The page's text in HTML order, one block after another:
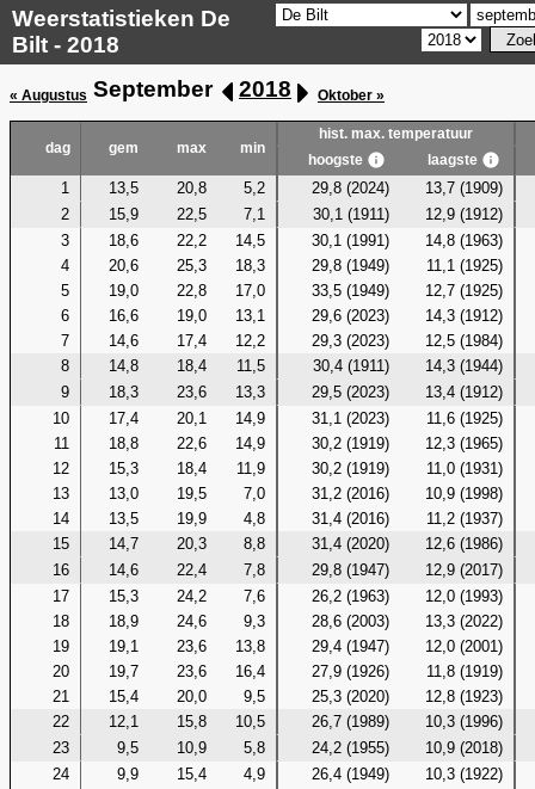
Weerstatistieken De
Bilt - 2018
« Augustus September 2018 Oktober »
dag gem max min
hist. max. temperatuur
hoogste
laagste
1 13,5 20,8 5,2 29,8 (2024)
13,7 (1909)
2
15,9 22,5 7,1 30,1 (1911)
12,9 (1912)
3
18,6 22,2 14,5 30,1 (1991)
14,8 (1963)
4
20,6 25,3 18,3 29,8 (1949)
11,1 (1925)
5
19,0 22,8 17,0 33,5 (1949)
12,7 (1925)
6
16,6 19,0 13,1 29,6 (2023)
14,3 (1912)
7
14,6 17,4 12,2 29,3 (2023)
12,5 (1984)
8
14,8 18,4 11,5 30,4 (1911)
14,3 (1944)
9
18,3 23,6 13,3 29,5 (2023)
13,4 (1912)
10
17,4 20,1 14,9 31,1 (2023)
11,6 (1925)
11
18,8 22,6 14,9 30,2 (1919)
12,3 (1965)
12
15,3 18,4 11,9 30,2 (1919)
11,0 (1931)
13
13,0 19,5 7,0 31,2 (2016)
10,9 (1998)
14
13,5 19,9 4,8 31,4 (2016)
11,2 (1937)
15
14,7 20,3 8,8 31,4 (2020)
12,6 (1986)
16
14,6 22,4 7,8 29,8 (1947)
12,9 (2017)
17
15,3 24,2 7,6 26,2 (1963)
12,0 (1993)
18
18,9 24,6 9,3 28,6 (2003)
13,3 (2022)
19
19,1 23,6 13,8 29,4 (1947)
12,0 (2001)
20
19,7 23,6 16,4 27,9 (1926)
11,8 (1919)
21
15,4 20,0 9,5 25,3 (2020)
12,8 (1923)
22
12,1 15,8 10,5 26,7 (1989)
10,3 (1996)
23
9,5 10,9 5,8 24,2 (1955)
10,9 (2018)
24
9,9 15,4 4,9 26,4 (1949)
10,3 (1922)